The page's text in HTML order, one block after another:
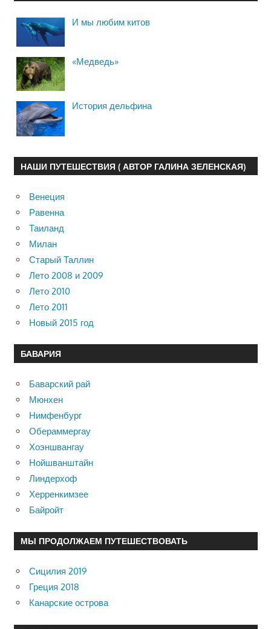
И мы любим китов
«Медведь»
История дельфина
НАШИ ПУТЕШЕСТВИЯ ( АВТОР ГАЛИНА ЗЕЛЕНСКАЯ)
Венеция
Равенна
Таиланд
Милан
Старый Таллин
Лето 2008 и 2009
Лето 2010
Лето 2011
Новый 2015 год
БАВАРИЯ
Баварский рай
Мюнхен
Нимфенбург
Обераммергау
Хоэншвангау
Нойшванштайн
Линдерхоф
Херренкимзее
Байройт
МЫ ПРОДОЛЖАЕМ ПУТЕШЕСТВОВАТЬ
Сицилия 2019
Греция 2018
Канарские острова